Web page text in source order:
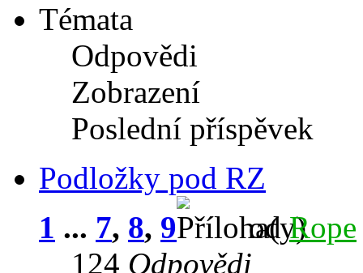
Témata
Odpovědi
Zobrazení
Poslední příspěvek
Podložky pod RZ
1 ... 7, 8, 9 odRope
124 Odpovědi